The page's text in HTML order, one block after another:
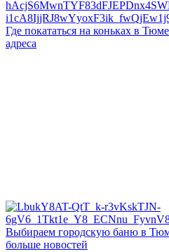
Где покататься на коньках в
адреса
Выбираем городскую баню в
больше новостей